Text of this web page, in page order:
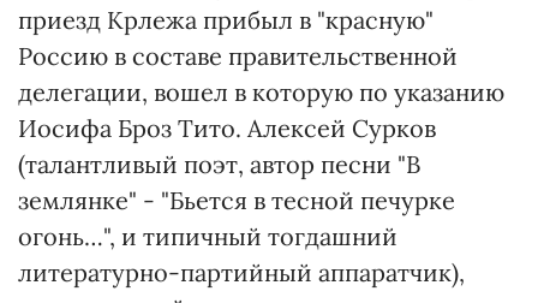
приезд Крлежа прибыл в "красную"
Россию в составе правительственной
делегации, вошел в которую по указанию
Иосифа Броз Тито. Алексей Сурков
(талантливый поэт, автор песни "В
землянке" - "Бьется в тесной печурке
огонь…", и типичный тогдашний
литературно-партийный аппаратчик),